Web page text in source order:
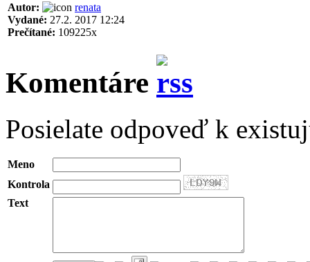
Autor:
renata
Vydané: 27.2. 2017 12:24
Prečítané: 109225x
Komentáre
Posielate odpoveď k
Meno
Kontrola
Text